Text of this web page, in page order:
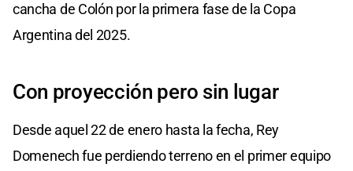
cancha de Colón por la primera fase de la Copa
Argentina del 2025.
Con proyección pero sin lugar
Desde aquel 22 de enero hasta la fecha, Rey
Domenech fue perdiendo terreno en el primer equipo